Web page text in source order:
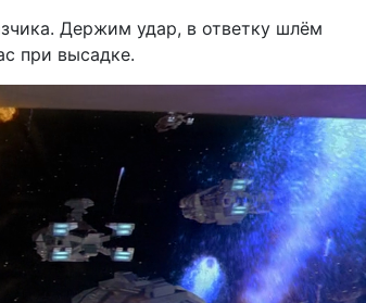
Держим удар, в ответку шлём
при высадке.